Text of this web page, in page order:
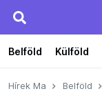
Belföld Külföld
Hírek Ma Belföld